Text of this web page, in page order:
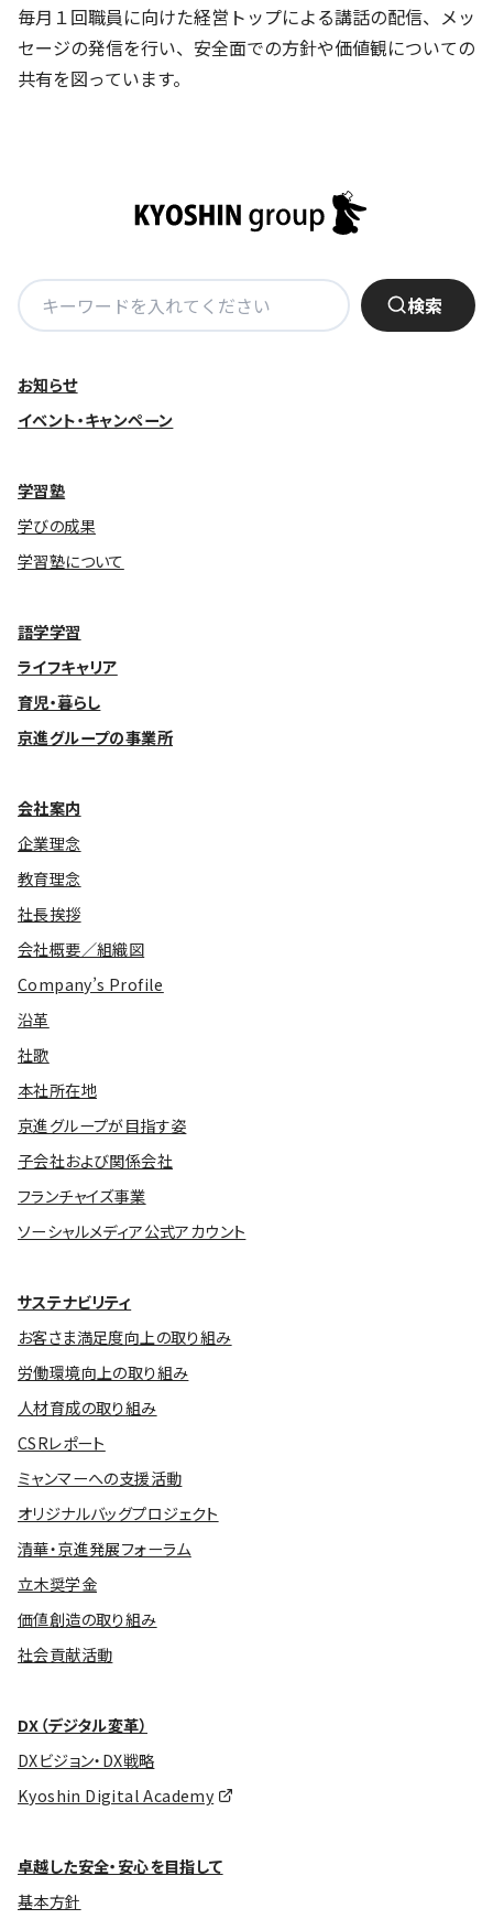
毎月１回職員に向けた経営トップによる講話の配信、メッ
セージの発信を行い、安全面での方針や価値観についての
共有を図っています。
検
索:
検索
お知らせ
イベント・キャンペーン
学習塾
学びの成果
学習塾について
語学学習
ライフキャリア
育児・暮らし
京進グループの事業所
会社案内
企業理念
教育理念
社長挨拶
会社概要／組織図
Company’s Profile
沿革
社歌
本社所在地
京進グループが目指す姿
子会社および関係会社
フランチャイズ事業
ソーシャルメディア公式アカウント
サステナビリティ
お客さま満足度向上の取り組み
労働環境向上の取り組み
人材育成の取り組み
CSRレポート
ミャンマーへの支援活動
オリジナルバッグプロジェクト
清華・京進発展フォーラム
立木奨学金
価値創造の取り組み
社会貢献活動
DX（デジタル変革）
DXビジョン・DX戦略
Kyoshin Digital Academy
卓越した安全・安心を目指して
基本方針